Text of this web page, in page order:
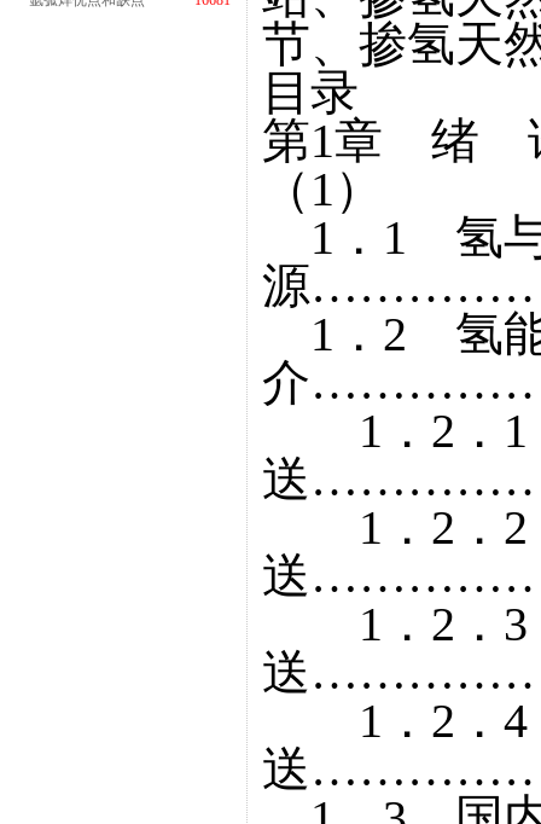
节、掺氢天
目录
第1章
（1）
1．1 氢与
源
1．2 氢能
介
1．2．1
送
1．2．2
送
1．2．3
送
1．2．4
送